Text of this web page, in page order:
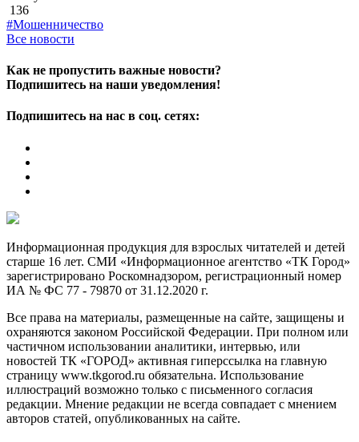
136
#Мошенничество
Все новости
Как не пропустить важные новости?
Подпишитесь на наши уведомления!
Подпишитесь на нас в соц. сетях:
Информационная продукция для взрослых читателей и детей
старше 16 лет. СМИ «Информационное агентство «ТК Город»
зарегистрировано Роскомнадзором, регистрационный номер
ИА № ФС 77 - 79870 от 31.12.2020 г.
Все права на материалы, размещенные на сайте, защищены и
охраняются законом Российской Федерации. При полном или
частичном использовании аналитики, интервью, или
новостей ТК «ГОРОД» активная гиперссылка на главную
страницу www.tkgorod.ru обязательна. Использование
иллюстраций возможно только с письменного согласия
редакции. Мнение редакции не всегда совпадает с мнением
авторов статей, опубликованных на сайте.